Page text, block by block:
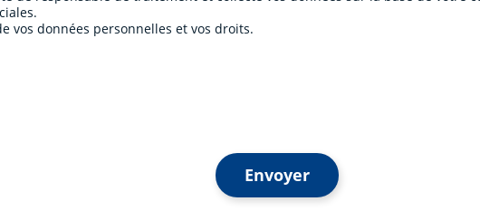
vos données personnelles et vos droits.
Envoyer